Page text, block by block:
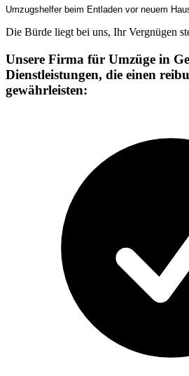
Umzugshelfer beim Entladen vor neuem
Die Bürde liegt bei uns, Ihr Vergnügen
Unsere Firma für Umzüge in
Dienstleistungen, die einen
gewährleisten: